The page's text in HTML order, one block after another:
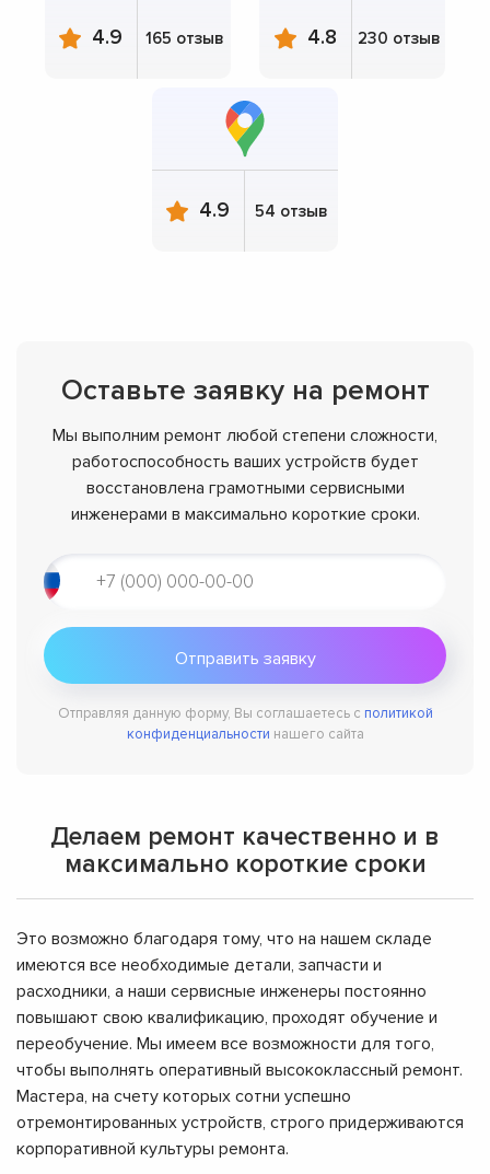
4.9 165 отзыв 4.8 230 отзыв
4.9 54 отзыв
Оставьте заявку на ремонт
Мы выполним ремонт любой степени сложности,
работоспособность ваших устройств будет
восстановлена грамотными сервисными
инженерами в максимально короткие сроки.
Отправляя данную форму, Вы соглашаетесь с политикой
конфиденциальности нашего сайта
Делаем ремонт качественно и в
максимально короткие сроки
Это возможно благодаря тому, что на нашем складе
имеются все необходимые детали, запчасти и
расходники, а наши сервисные инженеры постоянно
повышают свою квалификацию, проходят обучение и
переобучение. Мы имеем все возможности для того,
чтобы выполнять оперативный высококлассный ремонт.
Мастера, на счету которых сотни успешно
отремонтированных устройств, строго придерживаются
корпоративной культуры ремонта.